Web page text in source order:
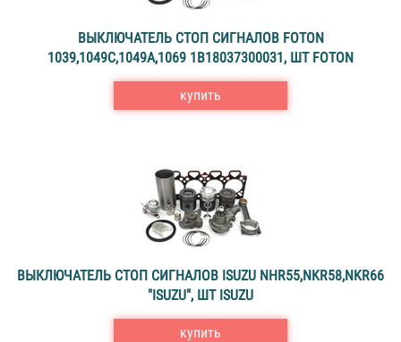
ВЫКЛЮЧАТЕЛЬ СТОП СИГНАЛОВ FOTON
1039,1049C,1049A,1069 1B18037300031, ШТ FOTON
купить
ВЫКЛЮЧАТЕЛЬ СТОП СИГНАЛОВ ISUZU NHR55,NKR58,NKR66
"ISUZU", ШТ ISUZU
купить